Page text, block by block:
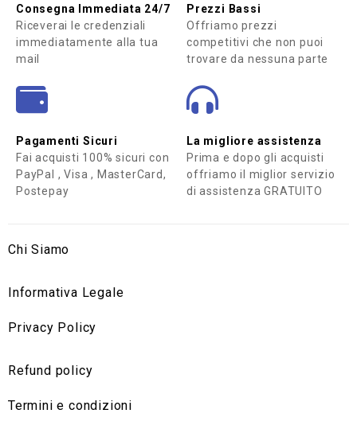
Consegna Immediata 24/7
Riceverai le credenziali
immediatamente alla tua
mail
Prezzi Bassi
Offriamo prezzi
competitivi che non puoi
trovare da nessuna parte
Pagamenti Sicuri
Fai acquisti 100% sicuri con
PayPal , Visa , MasterCard,
Postepay
La migliore assistenza
Prima e dopo gli acquisti
offriamo il miglior servizio
di assistenza GRATUITO
Chi Siamo
Informativa Legale
Privacy Policy
Refund policy
Termini e condizioni